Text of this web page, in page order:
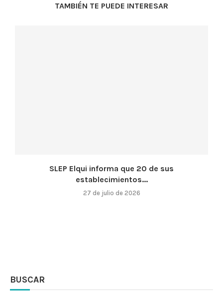
TAMBIÉN TE PUEDE INTERESAR
SLEP Elqui informa que 20 de sus
establecimientos...
27 de julio de 2026
BUSCAR